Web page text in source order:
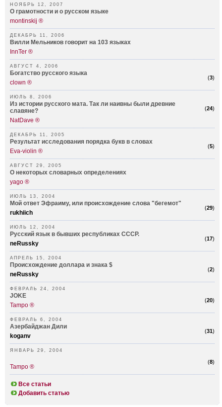
НОЯБРЬ 12, 2007
О грамотности и о русском языке
montinskij ®
ДЕКАБРЬ 11, 2006
Вилли Мельников говорит на 103 языках
InnTer ®
АВГУСТ 4, 2006
(3)
Богатство русского языка
clown ®
ИЮЛЬ 8, 2006
(24)
Из истории русского мата. Так ли наивны были древние
славяне?
NatDave ®
ДЕКАБРЬ 11, 2005
(5)
Результат исследования порядка букв в словах
Eva-violin ®
АВГУСТ 29, 2005
О некоторых словарных определениях
yago ®
ИЮЛЬ 13, 2004
(29)
Мой ответ Эфраиму, или происхождение слова "бегемот"
rukhiich
ИЮЛЬ 12, 2004
(17)
Русский язык в бывших республиках СССР.
neRussky
АПРЕЛЬ 15, 2004
(2)
Происхождение доллара и знака $
neRussky
ФЕВРАЛЬ 24, 2004
(20)
JOKE
Tampo ®
ФЕВРАЛЬ 6, 2004
(31)
Азербайджан Дили
koganv
ЯНВАРЬ 29, 2004
(8)
Tampo ®
Все статьи
Добавить статью